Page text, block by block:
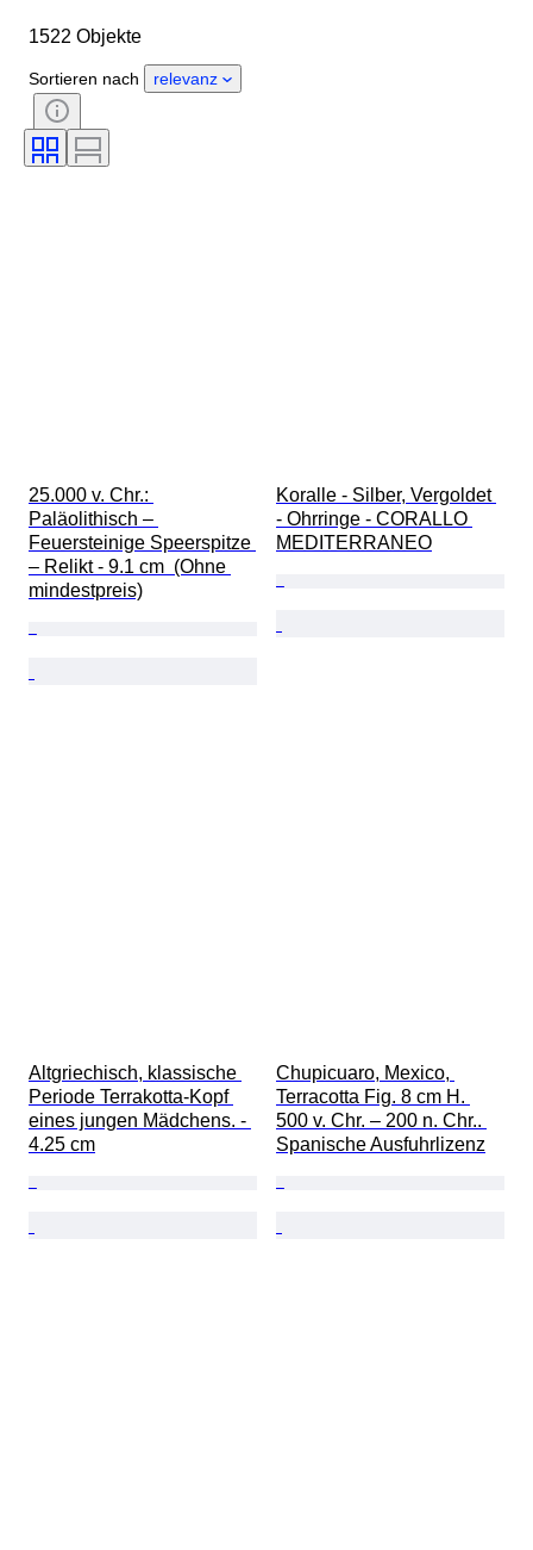
Herkunftsland
Geschlecht
Zustand
Periode
Edelstein
Feingehalt
Farbe
1522 Objekte
Sortieren nach relevanz
25.000 v. Chr.:
Paläolithisch –
Feuersteinige Speerspitze
– Relikt - 9.1 cm  (Ohne
mindestpreis)
Koralle - Silber, Vergoldet
- Ohrringe - CORALLO
MEDITERRANEO
Altgriechisch, klassische
Periode Terrakotta-Kopf
eines jungen Mädchens. -
4.25 cm
Chupicuaro, Mexico,
Terracotta Fig. 8 cm H.
500 v. Chr. – 200 n. Chr..
Spanische Ausfuhrlizenz